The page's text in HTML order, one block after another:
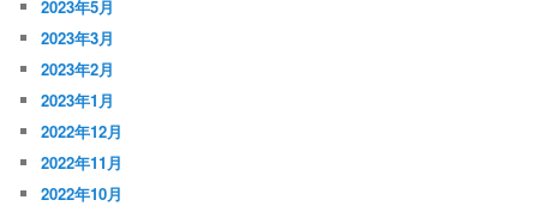
2023年5月
2023年3月
2023年2月
2023年1月
2022年12月
2022年11月
2022年10月